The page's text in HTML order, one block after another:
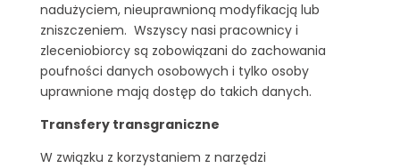
nadużyciem, nieuprawnioną modyfikacją lub
zniszczeniem. Wszyscy nasi pracownicy i
zleceniobiorcy są zobowiązani do zachowania
poufności danych osobowych i tylko osoby
uprawnione mają dostęp do takich danych.
Transfery transgraniczne
W związku z korzystaniem z narzędzi